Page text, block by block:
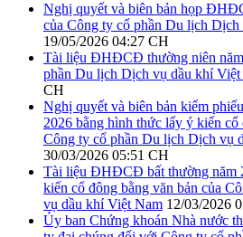
Nghị quyết và biên bản họp
của Công ty cổ phần Du lịch
19/05/2026 04:27 CH
Tài liệu ĐHĐCĐ thường niên
phần Du lịch Dịch vụ dầu khí Việt
CH
Nghị quyết và biên bản kiểm
2026 bằng hình thức lấy ý kiến cổ
Công ty cổ phần Du lịch Dịch vụ
30/03/2026 05:51 CH
Tài liệu ĐHĐCĐ bất thường năm
kiến cổ đông bằng văn bản của
vụ dầu khí Việt Nam 12/03/2026
Ủy ban Chứng khoán Nhà nước